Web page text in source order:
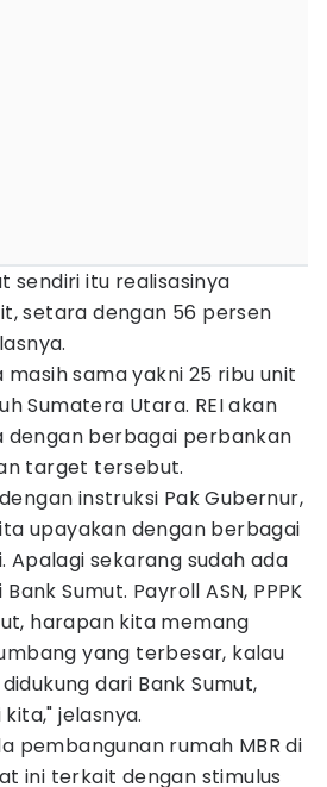
sendiri itu realisasinya
setara dengan 56 persen
sama yakni 25 ribu unit
Sumatera Utara. REI akan
dengan berbagai perbankan
target tersebut.
instruksi Pak Gubernur,
upayakan dengan berbagai
Apalagi sekarang sudah ada
Sumut. Payroll ASN, PPPK
harapan kita memang
yang terbesar, kalau
dari Bank Sumut,
jelasnya.
pembangunan rumah MBR di
ini terkait dengan stimulus